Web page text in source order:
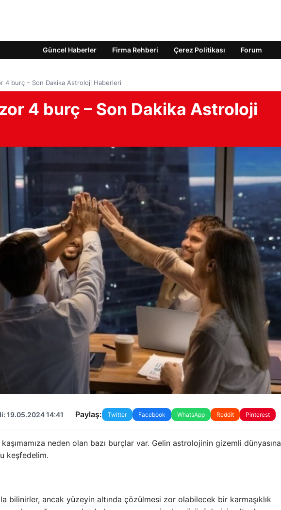
Güncel Haberler Firma Rehberi Çerez Politikası Forum
4 burç – Son Dakika Astroloji Haberleri
4 burç – Son Dakika Astroloji
19.05.2024 14:41 Paylaş: Twitter Facebook WhatsApp Reddit Pinterest
kaşımamıza neden olan bazı burçlar var. Gelin astrolojinin gizemli dünyasına
keşfedelim.
bilinirler, ancak yüzeyin altında çözülmesi zor olabilecek bir karmaşıklık